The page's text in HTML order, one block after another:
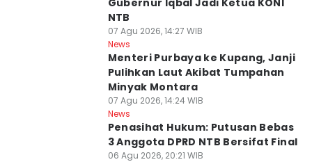
Gubernur Iqbal Jadi Ketua KONI
NTB
07 Agu 2026, 14:27 WIB
News
Menteri Purbaya ke Kupang, Janji
Pulihkan Laut Akibat Tumpahan
Minyak Montara
07 Agu 2026, 14:24 WIB
News
Penasihat Hukum: Putusan Bebas
3 Anggota DPRD NTB Bersifat Final
06 Agu 2026, 20:21 WIB